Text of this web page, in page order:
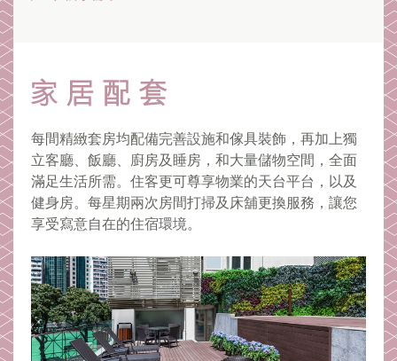
每間精緻套房均配備完善設施和傢具裝飾，再加上獨
立客廳、飯廳、廚房及睡房，和大量儲物空間，全面
滿足生活所需。住客更可尊享物業的天台平台，以及
健身房。每星期兩次房間打掃及床舖更換服務，讓您
享受寫意自在的住宿環境。